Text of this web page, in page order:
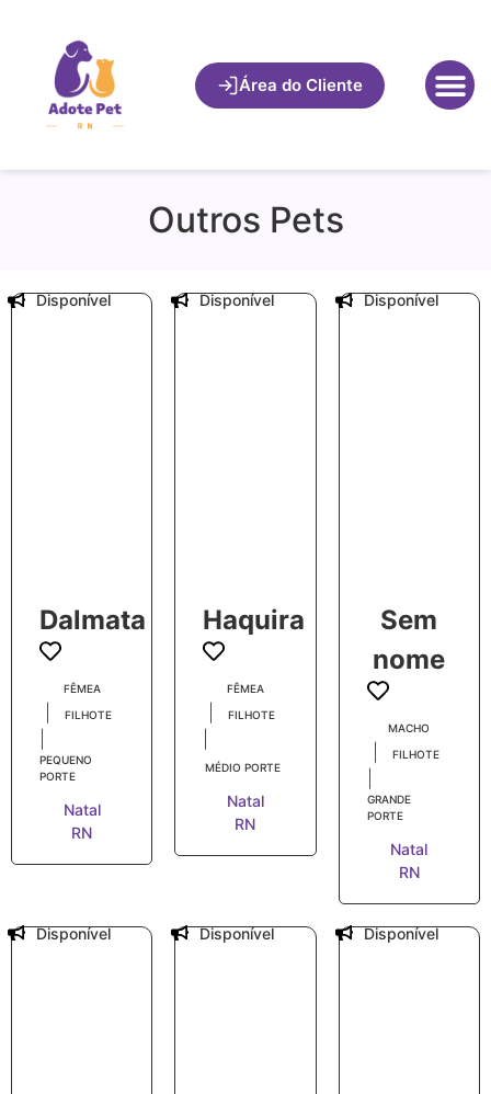
Área do Cliente
Outros Pets
Dalmata
FÊMEA
FILHOTE
PEQUENO
PORTE
Natal
RN
Disponível
Haquira
FÊMEA
FILHOTE
MÉDIO PORTE
Natal
RN
Disponível
Sem
nome
MACHO
FILHOTE
GRANDE
PORTE
Natal
RN
Disponível
Disponível Disponível Disponível